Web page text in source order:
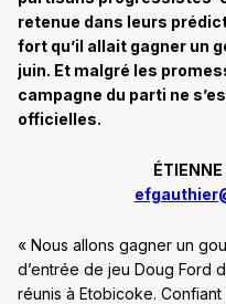
retenue dans leurs
fort qu’il allait gagner un
juin. Et malgré les
campagne du parti ne
officielles.
« Nous allons gagner un
d’entrée de jeu Doug Ford
réunis à Etobicoke.